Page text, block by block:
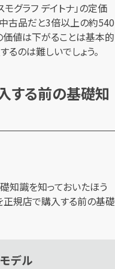
グラフ デイトナ」の定価
古品だと3倍以上の約540
価値は下がることは基本的
のは難しいでしょう。
する前の基礎知
知識を知っておいたほう
正規店で購入する前の基礎
デル